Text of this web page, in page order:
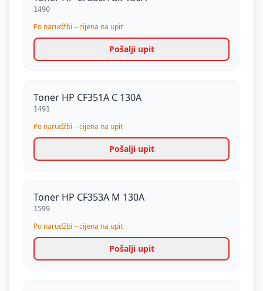
1490
Po narudžbi – cijena na upit
Pošalji upit
Toner HP CF351A C 130A
1491
Po narudžbi – cijena na upit
Pošalji upit
Toner HP CF353A M 130A
1599
Po narudžbi – cijena na upit
Pošalji upit